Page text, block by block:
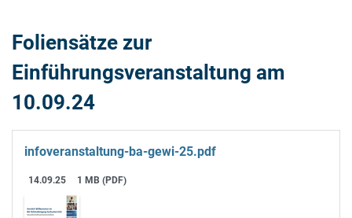
Foliensätze zur
Einführungsveranstaltung am
10.09.24
infoveranstaltung-ba-gewi-25.pdf
14.09.25 1 MB (PDF)